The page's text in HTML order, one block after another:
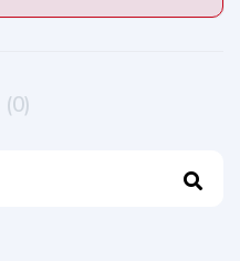
(0)